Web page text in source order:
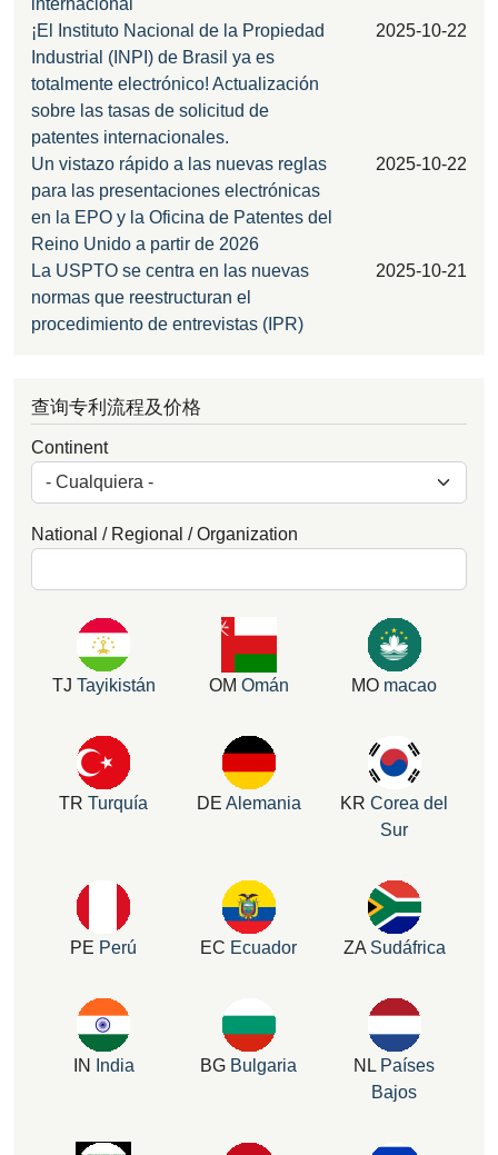
internacional
¡El Instituto Nacional de la Propiedad
Industrial (INPI) de Brasil ya es
totalmente electrónico! Actualización
sobre las tasas de solicitud de
patentes internacionales.
2025-10-22
Un vistazo rápido a las nuevas reglas
para las presentaciones electrónicas
en la EPO y la Oficina de Patentes del
Reino Unido a partir de 2026
2025-10-22
La USPTO se centra en las nuevas
normas que reestructuran el
procedimiento de entrevistas (IPR)
2025-10-21
查询专利流程及价格
Continent
National / Regional / Organization
TJ Tayikistán OM Omán MO macao
TR Turquía DE Alemania KR Corea del
Sur
PE Perú EC Ecuador ZA Sudáfrica
IN India BG Bulgaria NL Países
Bajos